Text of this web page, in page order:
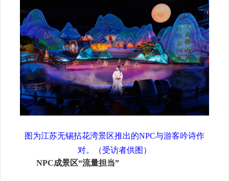
图为江苏无锡拈花湾景区推出的NPC与游客吟诗作
对。（受访者供图）
NPC成景区“流量担当”